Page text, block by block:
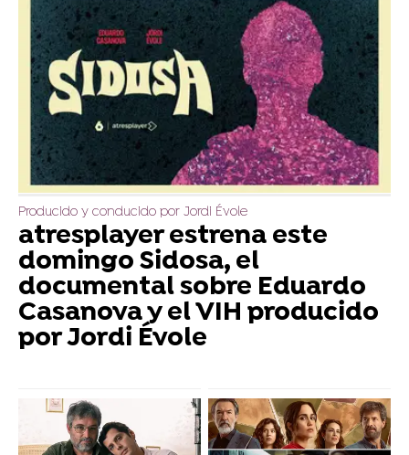
Producido y conducido por Jordi Évole
atresplayer estrena este
domingo Sidosa, el
documental sobre Eduardo
Casanova y el VIH producido
por Jordi Évole